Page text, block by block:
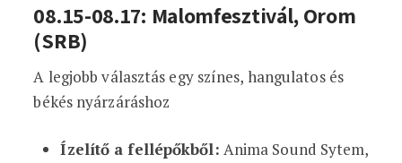
08.15-08.17: Malomfesztivál, Orom
(SRB)
A legjobb választás egy színes, hangulatos és
békés nyárzáráshoz
Ízelítő a fellépőkből: Anima Sound Sytem,